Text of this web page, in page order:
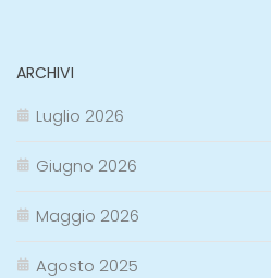
ARCHIVI
Luglio 2026
Giugno 2026
Maggio 2026
Agosto 2025